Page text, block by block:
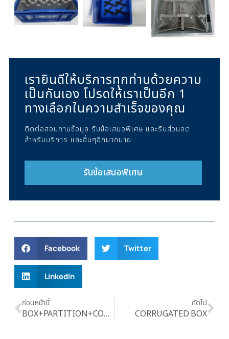
เรายินดีให้บริการทุกท่านด้วยความ
เป็นกันเอง โปรดให้เราเป็นอีก 1
ทางเลือกในความสำเร็จของคุณ
ติดต่อสอบถามข้อมูล รับข้อเสนอพิเศษ และรับส่วนลด
สำหรับบริการ และอื่นๆอีกมากมาย
รับข้อเสนอพิเศษ
Facebook Twitter
LinkedIn
ก่อนหน้านี้
BOX+PARTITION+COVER
ถัดไป
CORRUGATED BOX